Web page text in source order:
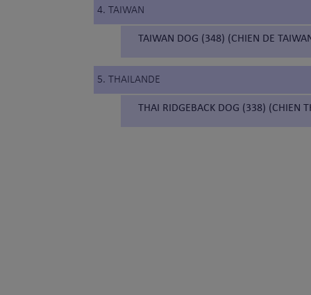
4. TAIWAN
TAIWAN DOG (348) (CHIEN DE
5. THAILANDE
THAI RIDGEBACK DOG (338) (CHIEN